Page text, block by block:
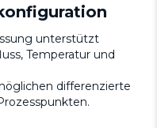
unterstützt
Temperatur und
differenzierte